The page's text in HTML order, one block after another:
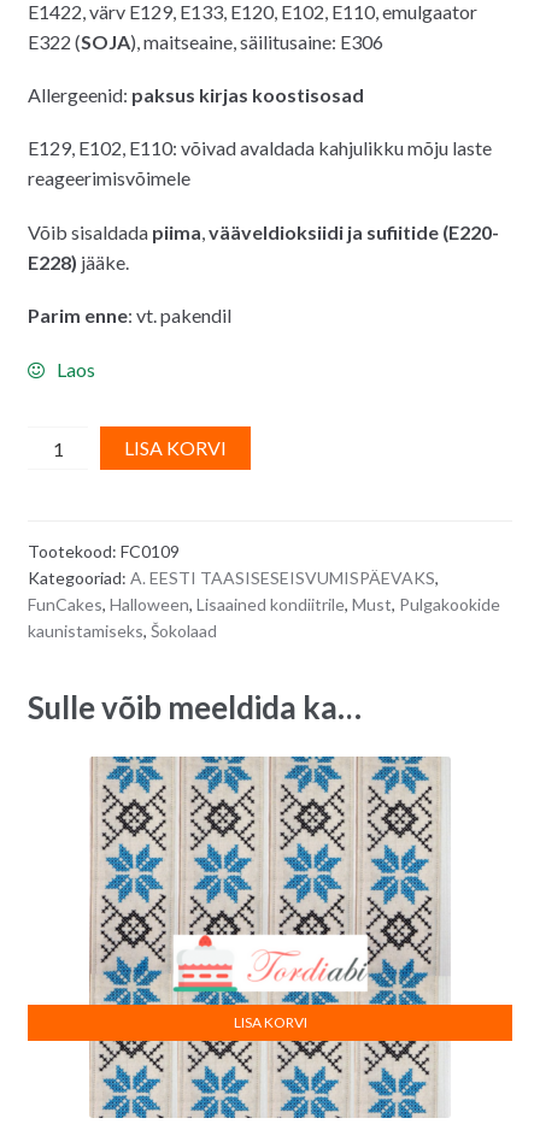
E1422, värv E129, E133, E120, E102, E110, emulgaator
E322 (SOJA), maitseaine, säilitusaine: E306
Allergeenid: paksus kirjas koostisosad
E129, E102, E110: võivad avaldada kahjulikku mõju laste
reageerimisvõimele
Võib sisaldada piima vääveldioksiidi ja sufiitide (E220-
E228) jääke.
Parim enne: vt. pakendil
Laos
FunCakes
must,
180
g
LISA KORVI
n
:
Tootekood: FC0109
Kategooriad: A. EESTI TAASISESEISVUMISPÄEVAKS,
FunCakes, Halloween, Lisaained kondiitrile, Must, Pulgakookide
kaunistamiseks, Šokolaad
Sulle võib meeldida ka…
LISA KORVI